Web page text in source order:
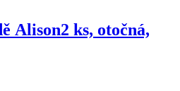
Alison2 ks, otočná,